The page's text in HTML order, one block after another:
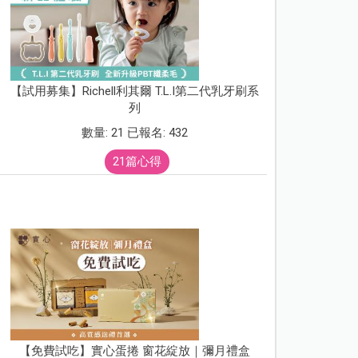
【試用募集】Richell利其爾 T.L.I第二代乳牙刷系
列
數量: 21 已報名: 432
21篇心得
【免費試吃】實心蛋捲 窗花綻放｜彌月禮盒